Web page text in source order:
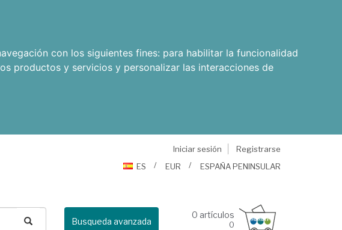
con los siguientes fines: para habilitar la funcionalidad
productos y servicios y personalizar las interacciones de
Iniciar sesión
Registrarse
ES
EUR ESPAÑA PENINSULAR
Busqueda avanzada
0 artículos
0